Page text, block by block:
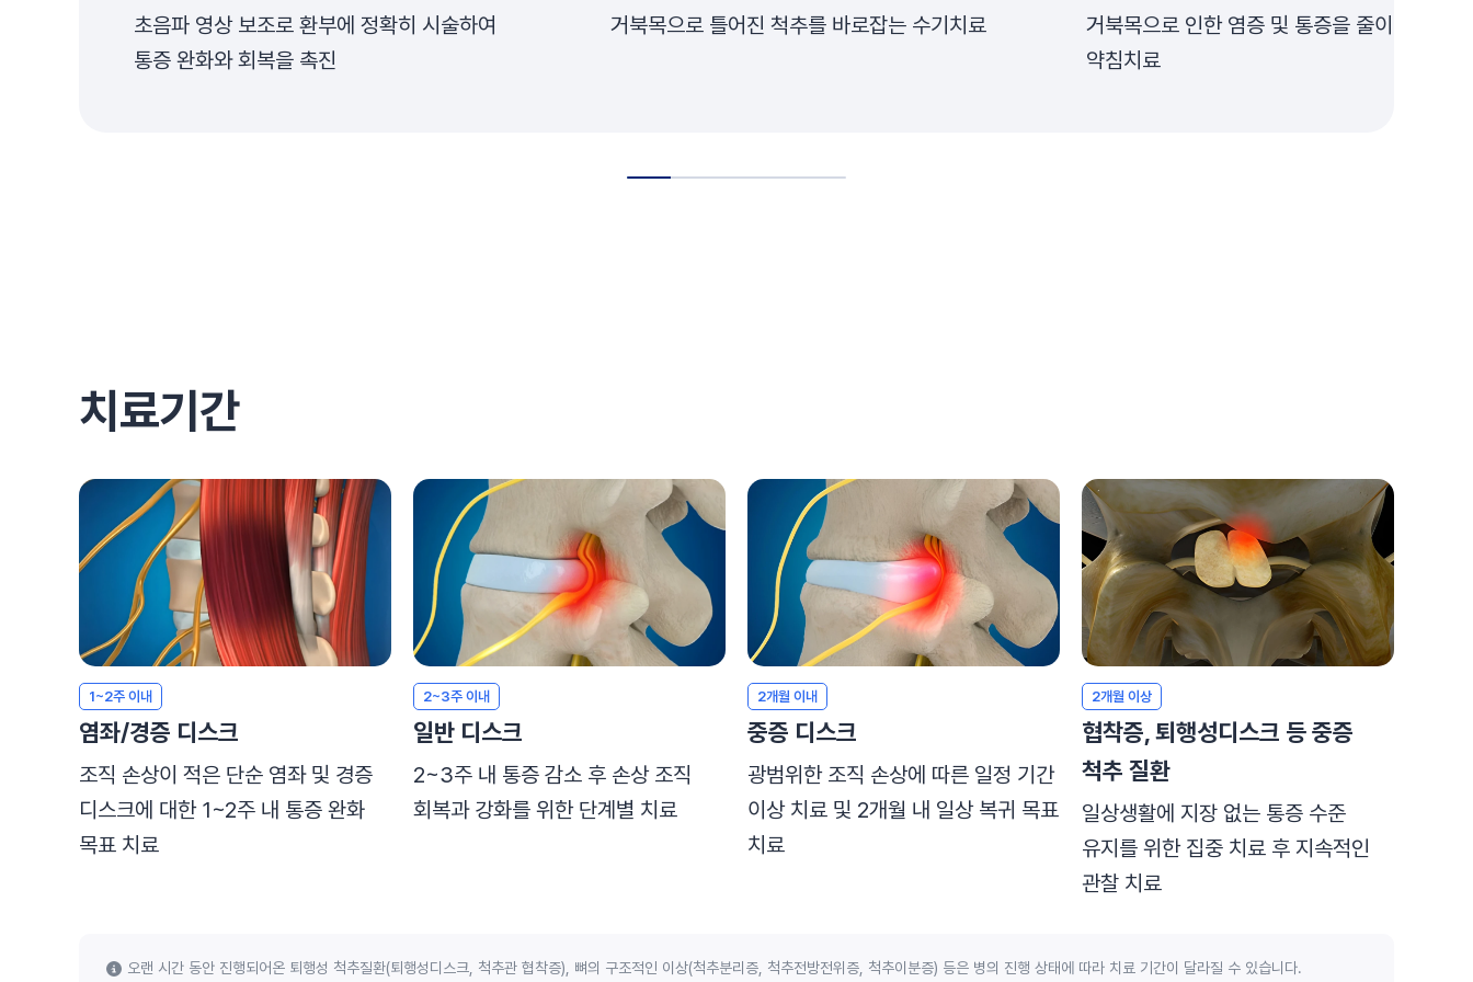
초음파 영상 보조로 환부에 정확히 시술하여
통증 완화와 회복을 촉진
거북목으로 틀어진 척추를 바로잡는 수기치료
거북목으로 인한 염증 및 통증을 줄이는
약침치료
치료기간
염좌/경증 디스크
1~2주 이내
조직 손상이 적은 단순 염좌 및 경증
디스크에 대한 1~2주 내 통증 완화
목표 치료
일반 디스크
2~3주 이내
2~3주 내 통증 감소 후 손상 조직
회복과 강화를 위한 단계별 치료
중증 디스크
2개월 이내
광범위한 조직 손상에 따른 일정 기간
이상 치료 및 2개월 내 일상 복귀 목표
치료
협착증, 퇴행성디스크 등 중증
척추 질환
2개월 이상
일상생활에 지장 없는 통증 수준
유지를 위한 집중 치료 후 지속적인
관찰 치료
오랜 시간 동안 진행되어온 퇴행성 척추질환(퇴행성디스크, 척추관 협착증), 뼈의 구조적인 이상(척추분리증, 척추전방전위증, 척추이분증) 등은 병의 진행 상태에 따라 치료 기간이 달라질 수 있습니다.